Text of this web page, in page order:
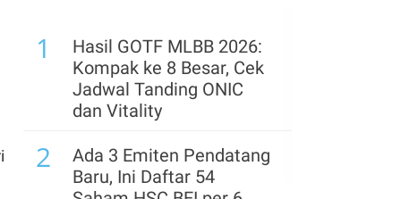
5
Investasi Industri TPT
Diproyeksi Mampu
Menyerap Sekitar 9.800
Tenaga Kerja
6
WIKA Kebut
Pembangunan Tol
Jakarta-Cikampek II
1
Hasil GOTF MLBB 2026:
Kompak ke 8 Besar, Cek
Jadwal Tanding ONIC
dan Vitality
2
Ada 3 Emiten Pendatang
Baru, Ini Daftar 54